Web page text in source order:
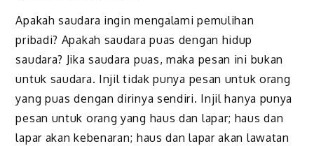
Apakah saudara ingin mengalami pemulihan
pribadi? Apakah saudara puas dengan hidup
saudara? Jika saudara puas, maka pesan ini bukan
untuk saudara. Injil tidak punya pesan untuk orang
yang puas dengan dirinya sendiri. Injil hanya punya
pesan untuk orang yang haus dan lapar; haus dan
lapar akan kebenaran; haus dan lapar akan lawatan